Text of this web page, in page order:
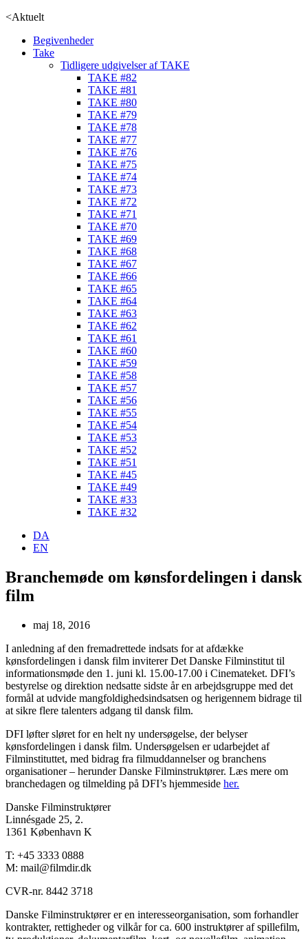
<Aktuelt
Begivenheder
Take
Tidligere udgivelser af TAKE
TAKE #82
TAKE #81
TAKE #80
TAKE #79
TAKE #78
TAKE #77
TAKE #76
TAKE #75
TAKE #74
TAKE #73
TAKE #72
TAKE #71
TAKE #70
TAKE #69
TAKE #68
TAKE #67
TAKE #66
TAKE #65
TAKE #64
TAKE #63
TAKE #62
TAKE #61
TAKE #60
TAKE #59
TAKE #58
TAKE #57
TAKE #56
TAKE #55
TAKE #54
TAKE #53
TAKE #52
TAKE #51
TAKE #45
TAKE #49
TAKE #33
TAKE #32
DA
EN
Branchemøde om kønsfordelingen i dansk
film
maj 18, 2016
I anledning af den fremadrettede indsats for at afdække
kønsfordelingen i dansk film inviterer Det Danske Filminstitut til
informationsmøde den 1. juni kl. 15.00-17.00 i Cinemateket. DFI’s
bestyrelse og direktion nedsatte sidste år en arbejdsgruppe med det
formål at udvide mangfoldighedsindsatsen og herigennem bidrage til
at sikre flere talenters adgang til dansk film.
DFI løfter sløret for en helt ny undersøgelse, der belyser
kønsfordelingen i dansk film. Undersøgelsen er udarbejdet af
Filminstituttet, med bidrag fra filmuddannelser og branchens
organisationer – herunder Danske Filminstruktører. Læs mere om
branchedagen og tilmelding på DFI’s hjemmeside her.
Danske Filminstruktører
Linnésgade 25, 2.
1361 København K
T: +45 3333 0888
M: mail@filmdir.dk
CVR-nr. 8442 3718
Danske Filminstruktører er en interesseorganisation, som forhandler
kontrakter, rettigheder og vilkår for ca. 600 instruktører af spillefilm,